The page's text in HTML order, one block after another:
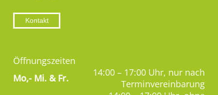
Kontakt
Öffnungszeiten
Mo,- Mi. & Fr.
14:00 – 17:00 Uhr, nur nach
Terminvereinbarung